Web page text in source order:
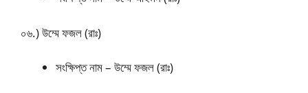
০৬.) উম্মে ফজল (রাঃ)
সংক্ষিপ্ত নাম – উম্মে ফজল (রাঃ)